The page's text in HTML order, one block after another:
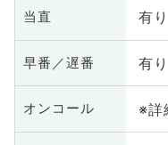
当直 有り
早番／遅番 有り
オンコール ※詳